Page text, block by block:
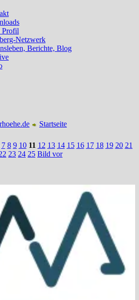
Profil
Netzwerk
Berichte, Blog
Startseite
7 8 9 10 11 12 13 14 15 16 17 18 19 20 21
23 24 25 Bild vor